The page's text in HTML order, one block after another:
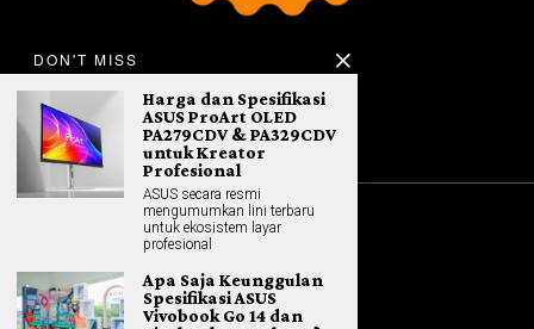
All rights reserved. Hybrid.co.id
DON'T MISS
Harga dan Spesifikasi
ASUS ProArt OLED
PA279CDV & PA329CDV
untuk Kreator
Profesional
ASUS secara resmi
mengumumkan lini terbaru
untuk ekosistem layar
profesional
Apa Saja Keunggulan
Spesifikasi ASUS
Vivobook Go 14 dan